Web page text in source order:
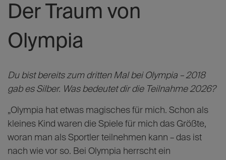
Der Traum von
Olympia
Du bist bereits zum dritten Mal bei Olympia – 2018
gab es Silber. Was bedeutet dir die Teilnahme 2026?
„Olympia hat etwas magisches für mich. Schon als
kleines Kind waren die Spiele für mich das Größte,
woran man als Sportler teilnehmen kann – das ist
nach wie vor so. Bei Olympia herrscht ein